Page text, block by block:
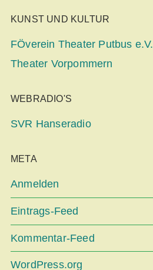
KUNST UND KULTUR
FÖverein Theater Putbus e.V.
Theater Vorpommern
WEBRADIO'S
SVR Hanseradio
META
Anmelden
Eintrags-Feed
Kommentar-Feed
WordPress.org